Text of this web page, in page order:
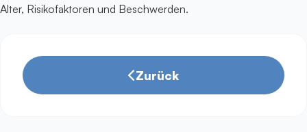
Alter, Risikofaktoren und Beschwerden.
Zurück